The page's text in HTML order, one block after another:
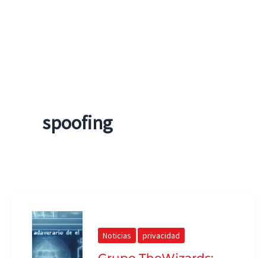
spoofing
Noticias privacidad